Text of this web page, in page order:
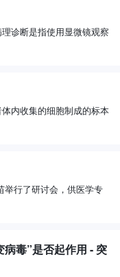
诊断是指使用显微镜观察
内收集的细胞制成的标本
举行了研讨会，供医学专
毒”是否起作用 - 突